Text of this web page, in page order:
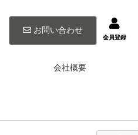
お問い合わせ
会員登録
会社概要